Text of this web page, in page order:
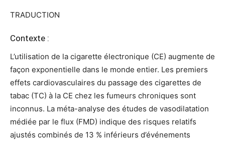
TRADUCTION
Contexte :
L’utilisation de la cigarette électronique (CE) augmente de
façon exponentielle dans le monde entier. Les premiers
effets cardiovasculaires du passage des cigarettes de
tabac (TC) à la CE chez les fumeurs chroniques sont
inconnus. La méta-analyse des études de vasodilatation
médiée par le flux (FMD) indique des risques relatifs
ajustés combinés de 13 % inférieurs d’événements